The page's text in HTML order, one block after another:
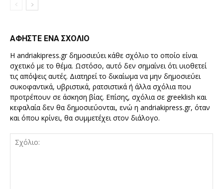
ΑΦΗΣΤΕ ΕΝΑ ΣΧΟΛΙΟ
Η andriakipress.gr δημοσιεύει κάθε σχόλιο το οποίο είναι
σχετικό με το θέμα. Ωστόσο, αυτό δεν σημαίνει ότι υιοθετεί
τις απόψεις αυτές. Διατηρεί το δικαίωμα να μην δημοσιεύει
συκοφαντικά, υβριστικά, ρατσιστικά ή άλλα σχόλια που
προτρέπουν σε άσκηση βίας. Επίσης, σχόλια σε greeklish και
κεφαλαία δεν θα δημοσιεύονται, ενώ η andriakipress.gr, όταν
και όπου κρίνει, θα συμμετέχει στον διάλογο.